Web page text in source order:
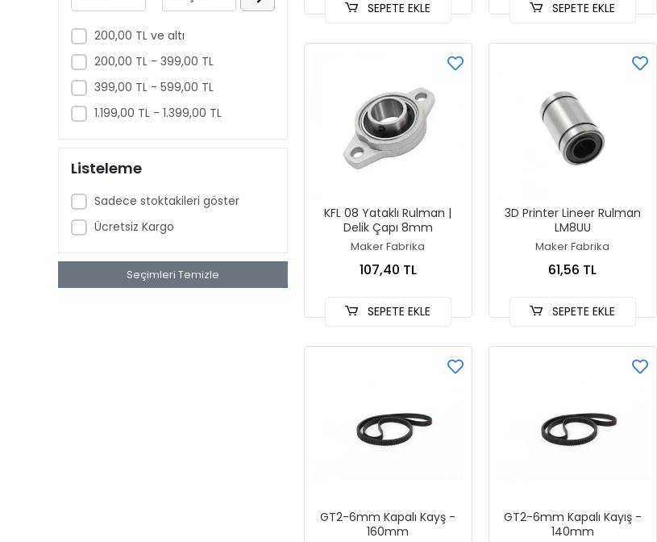
200,00 TL ve altı
200,00 TL - 399,00 TL
399,00 TL - 599,00 TL
1.199,00 TL - 1.399,00 TL
Listeleme
Sadece stoktakileri göster
Ücretsiz Kargo
Seçimleri Temizle
SEPETE EKLE SEPETE EKLE
KFL 08 Yataklı Rulman |
Delik Çapı 8mm
Maker Fabrika
107,40 TL
SEPETE EKLE
3D Printer Lineer Rulman
LM8UU
Maker Fabrika
61,56 TL
SEPETE EKLE
GT2-6mm Kapalı Kayş -
160mm
GT2-6mm Kapalı Kayış -
140mm